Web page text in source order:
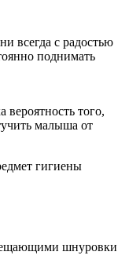
всегда с радостью
поднимать
того,
малыша от
гигиены
шнуровки